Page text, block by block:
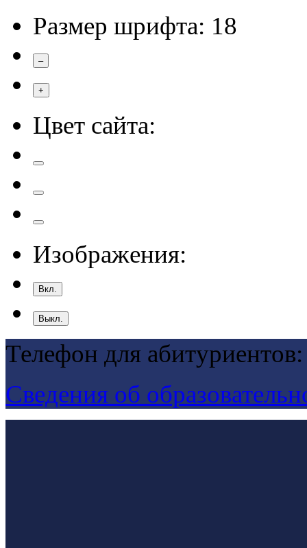
Размер шрифта: 18
–
+
Цвет сайта:
Изображения:
Вкл.
Выкл.
Телефон для
Сведения об